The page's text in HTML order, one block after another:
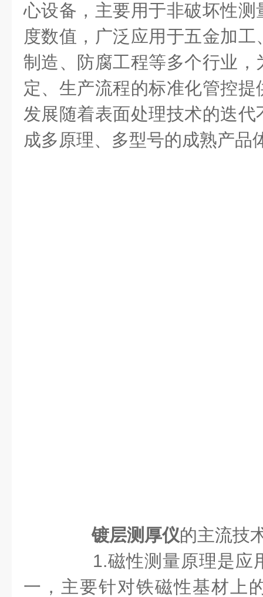
心设备，主要用于非破坏性
度数值，广泛应用于五金加
制造、防腐工程等多个行业
定、生产流程的标准化管控
发展随着表面处理技术的迭
成多原理、多型号的成熟产品
镀层测厚仪的主流技
1.磁性测量原理是应
一，主要针对铁磁性基材上